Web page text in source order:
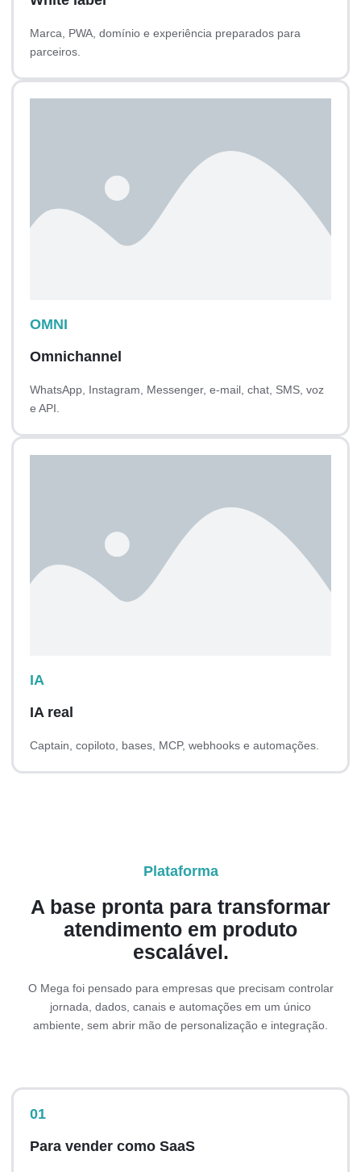
Marca, PWA, domínio e experiência preparados para
parceiros.
OMNI
Omnichannel
WhatsApp, Instagram, Messenger, e-mail, chat, SMS, voz
e API.
IA
IA real
Captain, copiloto, bases, MCP, webhooks e automações.
Plataforma
A base pronta para transformar
atendimento em produto
escalável.
O Mega foi pensado para empresas que precisam controlar
jornada, dados, canais e automações em um único
ambiente, sem abrir mão de personalização e integração.
01
Para vender como SaaS